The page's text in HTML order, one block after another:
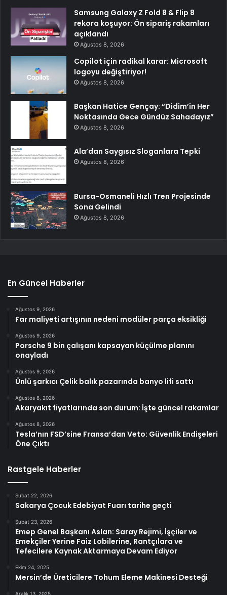
Samsung Galaxy Z Fold 8 & Flip 8
rekora koşuyor: Ön sipariş rakamları
açıklandı
Ağustos 8, 2026
Copilot için radikal karar: Microsoft
logoyu değiştiriyor!
Ağustos 8, 2026
Başkan Hatice Gençay: “Didim’in Her
Noktasında Gece Gündüz Sahadayız”
Ağustos 8, 2026
Ala’dan Saygısız Sloganlara Tepki
Ağustos 8, 2026
Bursa-Osmaneli Hızlı Tren Projesinde
Sona Gelindi
Ağustos 8, 2026
En Güncel Haberler
Ağustos 9, 2026
Far maliyeti artışının nedeni modüler parça eksikliği
Ağustos 9, 2026
Porsche 9 bin çalışanı kapsayan küçülme planını
onayladı
Ağustos 9, 2026
Ünlü şarkıcı Çelik balık pazarında banyo lifi sattı
Ağustos 8, 2026
Akaryakıt fiyatlarında son durum: İşte güncel rakamlar
Ağustos 8, 2026
Tesla’nın FSD’sine Fransa’dan Veto: Güvenlik Endişeleri
Öne Çıktı
Rastgele Haberler
Şubat 22, 2026
Sakarya Çocuk Edebiyat Fuarı tarihe geçti
Şubat 23, 2026
Emep Genel Başkanı Aslan: Saray Rejimi, İşçiler ve
Emekçiler Yerine Faiz Lobilerine, Rantçılara ve
Tefecilere Kaynak Aktarmaya Devam Ediyor
Ekim 24, 2025
Mersin’de Üreticilere Tohum Eleme Makinesi Desteği
Aralık 13, 2025